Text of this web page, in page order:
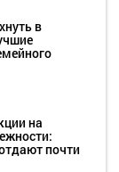
в
на
почти